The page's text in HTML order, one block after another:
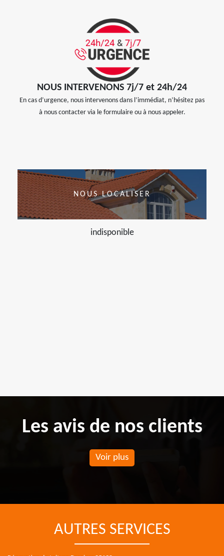
NOUS INTERVENONS 7j/7 et 24h/24
En cas d’urgence, nous intervenons dans l’immédiat, n’hésitez pas
à nous contacter via le formulaire ou à nous appeler.
NOUS LOCALISER
indisponible
Les avis de nos clients
Voir plus
AUTRES SERVICES